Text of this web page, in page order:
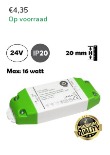
€4,35
Op voorraad